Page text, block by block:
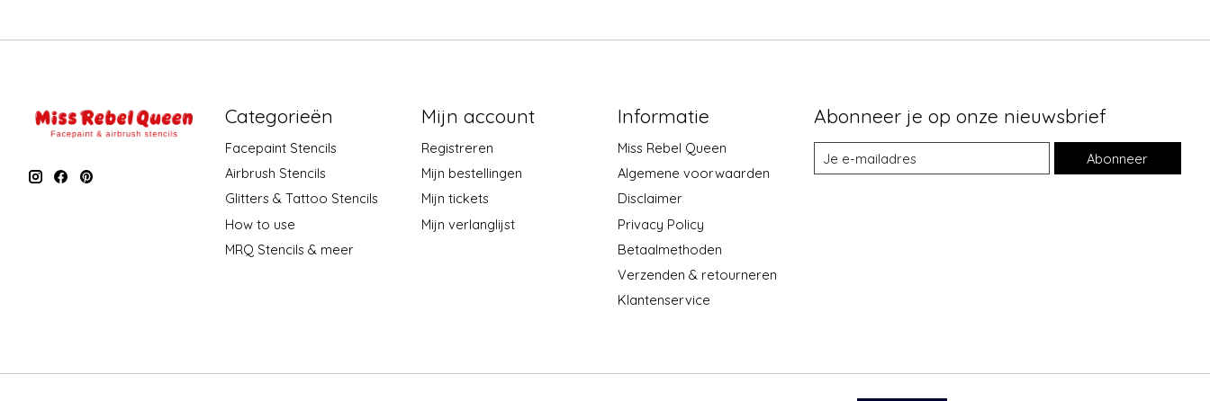
Categorieën
Facepaint Stencils
Airbrush Stencils
Glitters & Tattoo Stencils
How to use
MRQ Stencils & meer
Mijn account
Registreren
Mijn bestellingen
Mijn tickets
Mijn verlanglijst
Informatie
Miss Rebel Queen
Algemene voorwaarden
Disclaimer
Privacy Policy
Betaalmethoden
Verzenden & retourneren
Klantenservice
Abonneer je op onze nieuwsbrief
Abonneer